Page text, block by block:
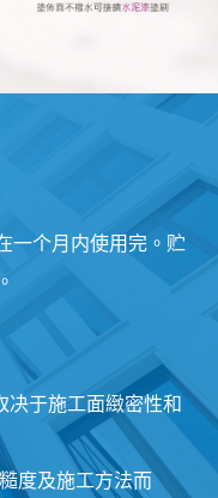
一个月内使用完。贮
决于施工面緻密性和
度及施工方法而